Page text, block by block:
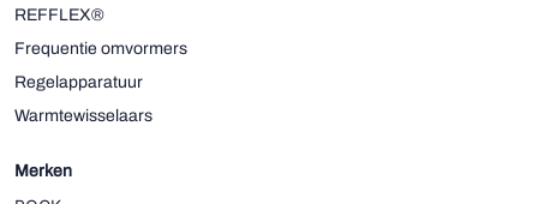
REFFLEX®
Frequentie omvormers
Regelapparatuur
Warmtewisselaars
Merken